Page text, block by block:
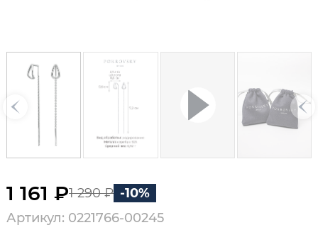
1 161 ₽1 290 ₽ -10%
Артикул: 0221766-00245